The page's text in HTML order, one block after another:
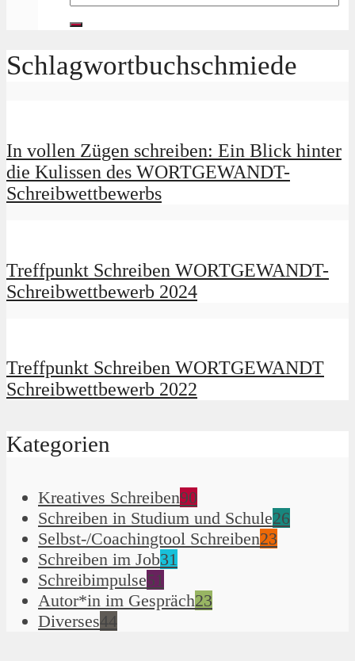
Schlagwortbuchschmiede
In vollen Zügen schreiben: Ein Blick hinter
die Kulissen des WORTGEWANDT-
Schreibwettbewerbs
Treffpunkt Schreiben WORTGEWANDT-
Schreibwettbewerb 2024
Treffpunkt Schreiben WORTGEWANDT
Schreibwettbewerb 2022
Kategorien
Kreatives Schreiben90
Schreiben in Studium und Schule26
Selbst-/Coachingtool Schreiben23
Schreiben im Job31
Schreibimpulse51
Autor*in im Gespräch23
Diverses44